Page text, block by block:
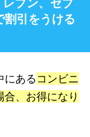
ブン、セブ
割引をうける
にあるコンビニ
、お得になり